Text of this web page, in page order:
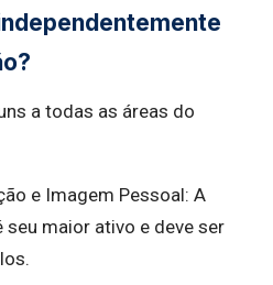
a todas as áreas do
e Imagem Pessoal: A
maior ativo e deve ser